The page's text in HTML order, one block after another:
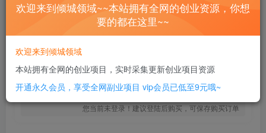
此内容为付费资源，请付费后查看
16
立即购买
您当前未登录！建议登陆后购买，可保存购买订单
欢迎来到倾城领域~~本站拥有全网的创业资源，你想
要的都在这里~~
欢迎来到倾城领域
本站拥有全网的创业项目，实时采集更新创业项目资源
开通永久会员，享受全网副业项目 vip会员已低至9元哦~